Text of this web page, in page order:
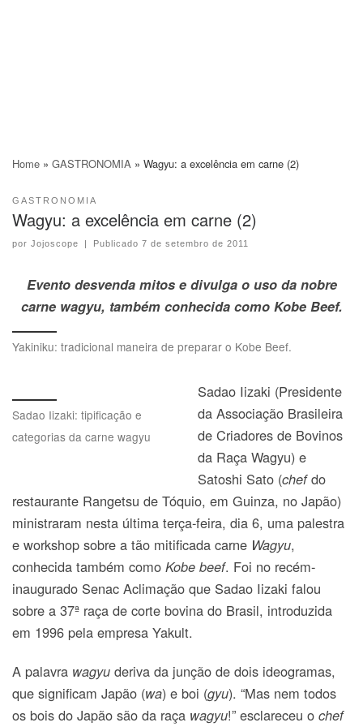
Home » GASTRONOMIA » Wagyu: a excelência em carne (2)
GASTRONOMIA
Wagyu: a excelência em carne (2)
por Jojoscope | Publicado7 de setembro de 2011
Evento desvenda mitos e divulga o uso da nobre
carne wagyu, também conhecida como Kobe Beef.
Yakiniku: tradicional maneira de preparar o Kobe Beef.
Sadao Iizaki: tipificação e
categorias da carne wagyu
Sadao Iizaki (Presidente
da Associação Brasileira
de Criadores de Bovinos
da Raça Wagyu) e
Satoshi Sato (chefdo
restaurante Rangetsu de Tóquio, em Guinza, no Japão)
ministraram nesta última terça-feira, dia 6, uma palestra
e workshop sobre a tão mitificada carne Wagyu,
conhecida também como Kobe beef. Foi no recém-
inaugurado Senac Aclimação que Sadao Iizaki falou
sobre a 37ª raça de corte bovina do Brasil, introduzida
em 1996 pela empresa Yakult.
A palavra wagyu deriva da junção de dois ideogramas,
que significam Japão (wa) e boi (gyu). “Mas nem todos
os bois do Japão são da raça wagyu!” esclareceu o chef